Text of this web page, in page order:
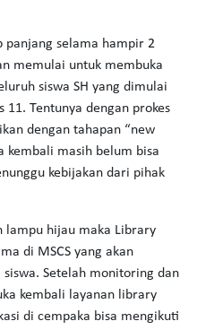
panjang selama hampir 2
memulai untuk membuka
siswa SH yang dimulai
11. Tentunya dengan prokes
dengan tahapan “new
kembali masih belum bisa
kebijakan dari pihak
lampu hijau maka Library
di MSCS yang akan
Setelah monitoring dan
kembali layanan library
di cempaka bisa mengikuti